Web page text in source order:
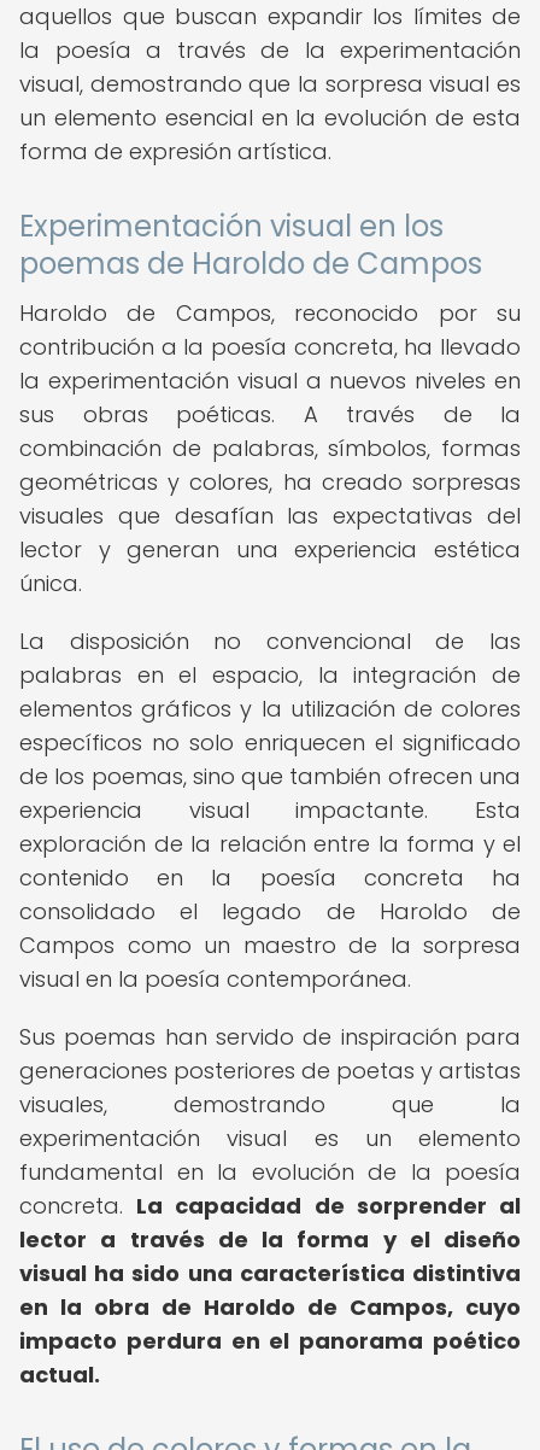
aquellos que buscan expandir los límites de
la poesía a través de la experimentación
visual, demostrando que la sorpresa visual es
un elemento esencial en la evolución de esta
forma de expresión artística.
Experimentación visual en los
poemas de Haroldo de Campos
Haroldo de Campos, reconocido por su
contribución a la poesía concreta, ha llevado
la experimentación visual a nuevos niveles en
sus obras poéticas. A través de la
combinación de palabras, símbolos, formas
geométricas y colores, ha creado sorpresas
visuales que desafían las expectativas del
lector y generan una experiencia estética
única.
La disposición no convencional de las
palabras en el espacio, la integración de
elementos gráficos y la utilización de colores
específicos no solo enriquecen el significado
de los poemas, sino que también ofrecen una
experiencia visual impactante. Esta
exploración de la relación entre la forma y el
contenido en la poesía concreta ha
consolidado el legado de Haroldo de
Campos como un maestro de la sorpresa
visual en la poesía contemporánea.
Sus poemas han servido de inspiración para
generaciones posteriores de poetas y artistas
visuales, demostrando que la
experimentación visual es un elemento
fundamental en la evolución de la poesía
concreta. La capacidad de sorprender al
lector a través de la forma y el diseño
visual ha sido una característica distintiva
en la obra de Haroldo de Campos, cuyo
impacto perdura en el panorama poético
actual.